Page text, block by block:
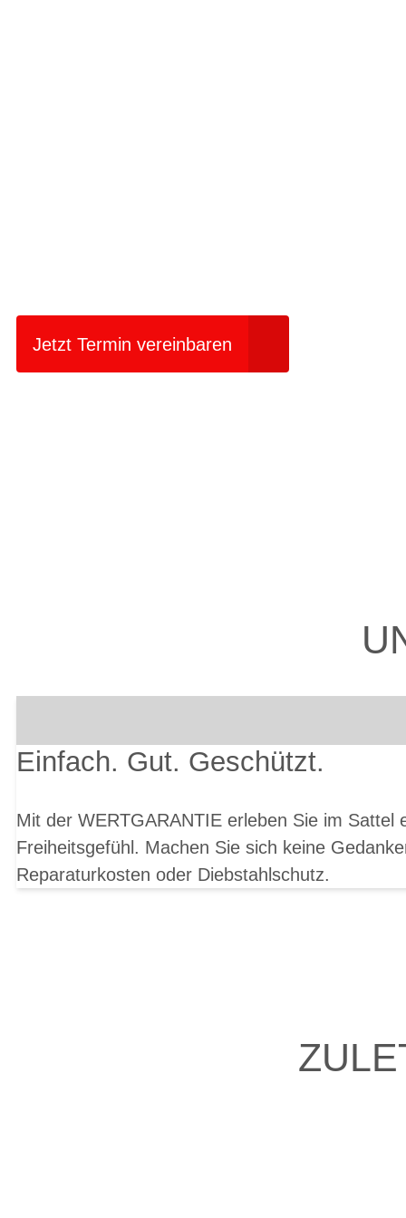
Jetzt Termin vereinbaren
Einfach. Gut. Geschützt.
Mit der WERTGARANTIE erleben Sie im Sattel
Freiheitsgefühl. Machen Sie sich keine
Reparaturkosten oder Diebstahlschutz.